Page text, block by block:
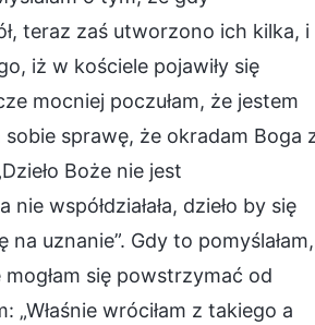
teraz zaś utworzono ich kilka, i
iż w kościele pojawiły się
mocniej poczułam, że jestem
sprawę, że okradam Boga
Boże nie jest
współdziałała, dzieło by się
uznanie”. Gdy to pomyślałam,
się powstrzymać od
wróciłam z takiego a